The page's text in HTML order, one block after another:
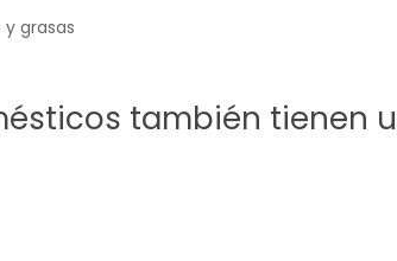
grasas
también tienen